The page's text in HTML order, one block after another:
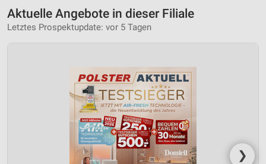
Aktuelle Angebote in dieser Filiale
Letztes Prospektupdate: vor 5 Tagen
❯